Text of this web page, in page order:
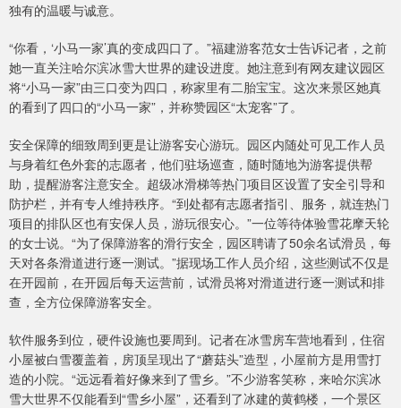
独有的温暖与诚意。
“你看，‘小马一家’真的变成四口了。”福建游客范女士告诉记者，之前
她一直关注哈尔滨冰雪大世界的建设进度。她注意到有网友建议园区
将“小马一家”由三口变为四口，称家里有二胎宝宝。这次来景区她真
的看到了四口的“小马一家”，并称赞园区“太宠客”了。
安全保障的细致周到更是让游客安心游玩。园区内随处可见工作人员
与身着红色外套的志愿者，他们驻场巡查，随时随地为游客提供帮
助，提醒游客注意安全。超级冰滑梯等热门项目区设置了安全引导和
防护栏，并有专人维持秩序。“到处都有志愿者指引、服务，就连热门
项目的排队区也有安保人员，游玩很安心。”一位等待体验雪花摩天轮
的女士说。“为了保障游客的滑行安全，园区聘请了50余名试滑员，每
天对各条滑道进行逐一测试。”据现场工作人员介绍，这些测试不仅是
在开园前，在开园后每天运营前，试滑员将对滑道进行逐一测试和排
查，全方位保障游客安全。
软件服务到位，硬件设施也要周到。记者在冰雪房车营地看到，住宿
小屋被白雪覆盖着，房顶呈现出了“蘑菇头”造型，小屋前方是用雪打
造的小院。“远远看着好像来到了雪乡。”不少游客笑称，来哈尔滨冰
雪大世界不仅能看到“雪乡小屋”，还看到了冰建的黄鹤楼，一个景区